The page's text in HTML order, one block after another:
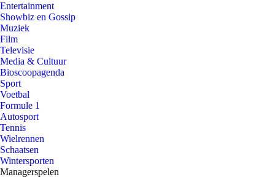
Entertainment
Showbiz en Gossip
Muziek
Film
Televisie
Media & Cultuur
Bioscoopagenda
Sport
Voetbal
Formule 1
Autosport
Tennis
Wielrennen
Schaatsen
Wintersporten
Managerspelen